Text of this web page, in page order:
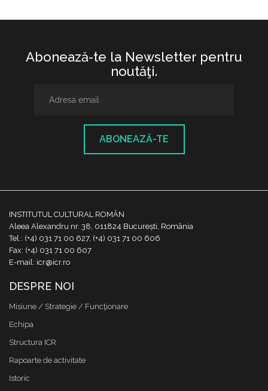
Abonează-te la Newsletter pentru
noutăţi.
ABONEAZĂ-TE
INSTITUTUL CULTURAL ROMÂN
Aleea Alexandru nr. 38, 011824 București, România
Tel.: (+4) 031 71 00 627, (+4) 031 71 00 606
Fax: (+4) 031 71 00 607
E-mail: icr@icr.ro
DESPRE NOI
Misiune / Strategie / Funcţionare
Echipa
Structura ICR
Rapoarte de activitate
Istoric